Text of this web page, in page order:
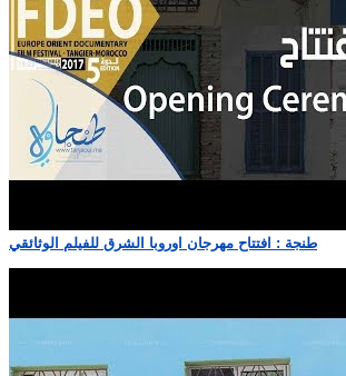
طنجة : افتتاح مهرجان اوروبا الشرق للفيلم الوثائقي